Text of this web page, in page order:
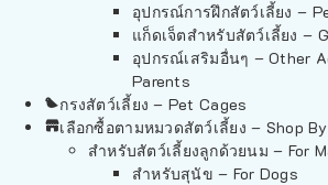
อุปกรณ์การฝึกสัตว์เลี้ยง –
แก็ดเจ็ตสำหรับสัตว์เลี้ยง –
อุปกรณ์เสริมอื่นๆ – Other
Parents
กรงสัตว์เลี้ยง – Pet Cages
เลือกซื้อตามหมวดสัตว์เลี้ยง – Shop
สำหรับสัตว์เลี้ยงลูกด้วยนม – For
สำหรับสุนัข – For Dogs